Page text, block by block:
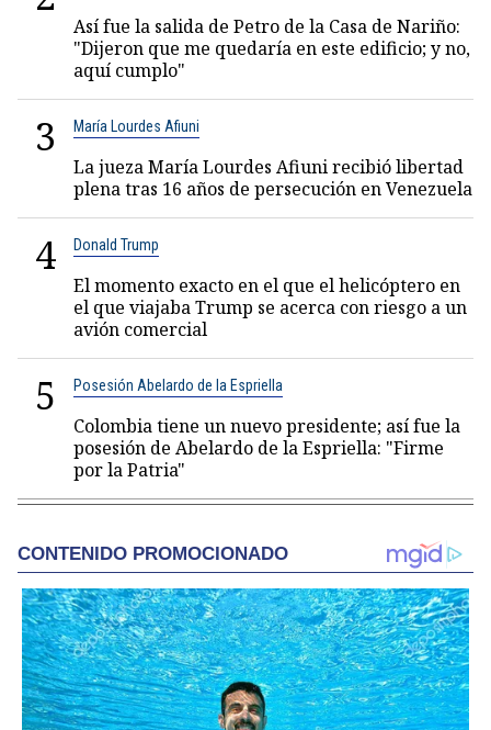
Así fue la salida de Petro de la Casa de Nariño:
"Dijeron que me quedaría en este edificio; y no,
aquí cumplo"
3 María Lourdes Afiuni
La jueza María Lourdes Afiuni recibió libertad
plena tras 16 años de persecución en Venezuela
4 Donald Trump
El momento exacto en el que el helicóptero en
el que viajaba Trump se acerca con riesgo a un
avión comercial
5 Posesión Abelardo de la Espriella
Colombia tiene un nuevo presidente; así fue la
posesión de Abelardo de la Espriella: "Firme
por la Patria"